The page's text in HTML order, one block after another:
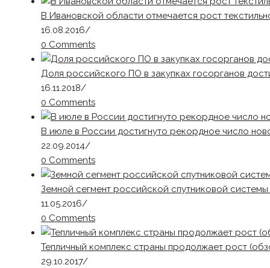
В Ивановской области отмечается рост
16.08.2016/
0 Comments
Доля российского ПО в закупках госорганов
16.11.2018/
0 Comments
В июле в России достигнуто рекордное число
22.09.2014/
0 Comments
Земной сегмент российской спутниковой
11.05.2016/
0 Comments
Тепличный комплекс страны продолжает рост
29.10.2017/